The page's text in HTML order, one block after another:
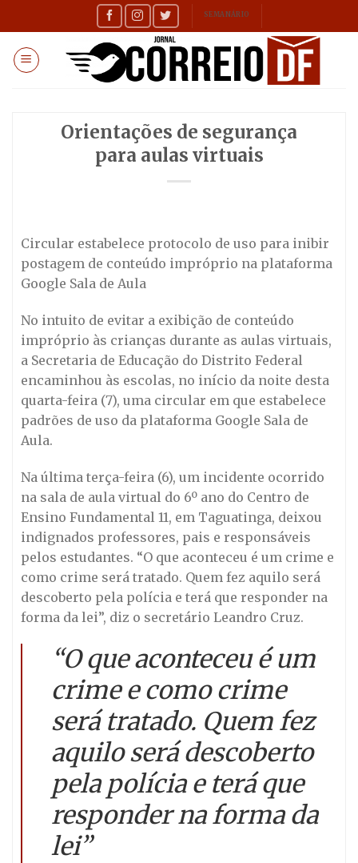
to
content
SEMANÁRIO
Orientações de segurança
para aulas virtuais
Circular estabelece protocolo de uso para inibir
postagem de conteúdo impróprio na plataforma
Google Sala de Aula
No intuito de evitar a exibição de conteúdo
impróprio às crianças durante as aulas virtuais,
a Secretaria de Educação do Distrito Federal
encaminhou às escolas, no início da noite desta
quarta-feira (7), uma circular em que estabelece
padrões de uso da plataforma Google Sala de
Aula.
Na última terça-feira (6), um incidente ocorrido
na sala de aula virtual do 6º ano do Centro de
Ensino Fundamental 11, em Taguatinga, deixou
indignados professores, pais e responsáveis
pelos estudantes. “O que aconteceu é um crime e
como crime será tratado. Quem fez aquilo será
descoberto pela polícia e terá que responder na
forma da lei”, diz o secretário Leandro Cruz.
“O que aconteceu é um
crime e como crime
será tratado. Quem fez
aquilo será descoberto
pela polícia e terá que
responder na forma da
lei”